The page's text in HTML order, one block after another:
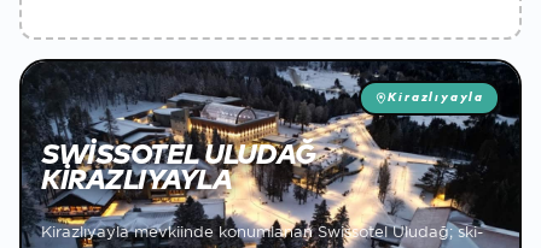
Kirazlıyayla
SWISSOTEL ULUDAĞ
KIRAZLIYAYLA
Kirazlıyayla mevkiinde konumlanan Swissotel Uludağ; ski-